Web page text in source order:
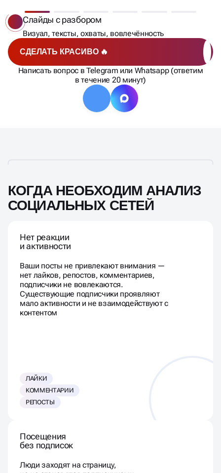
СДЕЛАТЬ КРАСИВО 🔥
Написать вопрос в Telegram или Whatsapp (ответим
в течение 20 минут)
Слайды с разбором
Визуал, тексты, охваты, вовлечённость
КОГДА НЕОБХОДИМ АНАЛИЗ
СОЦИАЛЬНЫХ СЕТЕЙ
Нет реакции
и активности
Ваши посты не привлекают внимания —
нет лайков, репостов, комментариев,
подписчики не вовлекаются.
Существующие подписчики проявляют
мало активности и не взаимодействуют с
контентом
ЛАЙКИ
КОММЕНТАРИИ
РЕПОСТЫ
Посещения
без подписок
Люди заходят на страницу,